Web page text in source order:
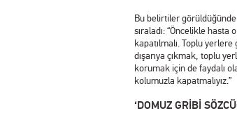
Bu belirtiler
sıraladı: “Öncelikle
kapatılmalı. Toplu
dışarıya çıkmak, toplu
korumak için de faydalı
kolumuzla kapatmalıyız.”
‘DOMUZ GRİBİ